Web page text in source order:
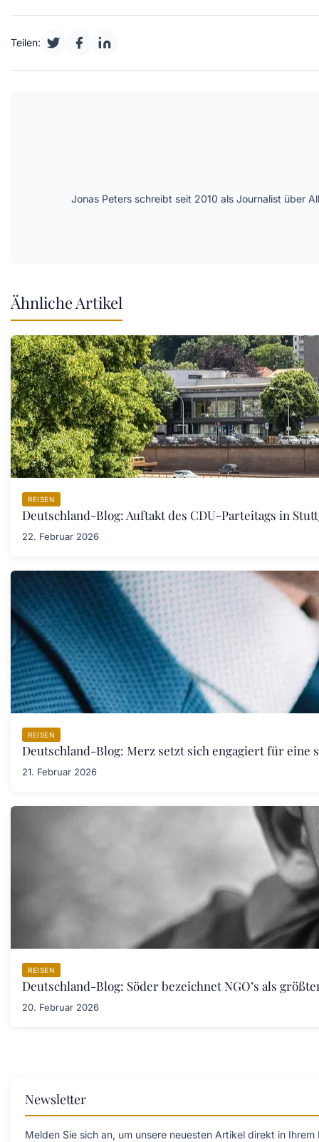
Teilen:
Jonas Peters schreibt seit 2010 als Journalist über
Ähnliche Artikel
REISEN
Deutschland-Blog: Auftakt des CDU-Parteitags in
22. Februar 2026
REISEN
Deutschland-Blog: Merz setzt sich engagiert für eine
21. Februar 2026
REISEN
Deutschland-Blog: Söder bezeichnet NGO’s als
20. Februar 2026
Newsletter
Melden Sie sich an, um unsere neuesten Artikel direkt in